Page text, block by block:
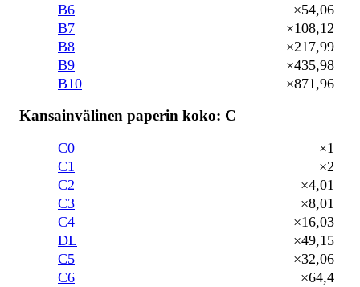
B6
×54,06
B7
×108,12
B8
×217,99
B9
×435,98
B10
×871,96
Kansainvälinen paperin koko: C
C0
×1
C1
×2
C2
×4,01
C3
×8,01
C4
×16,03
DL
×49,15
C5
×32,06
C6
×64,4